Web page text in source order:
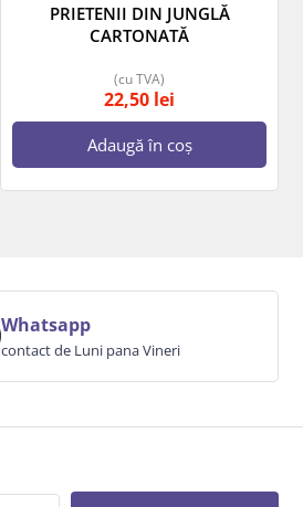
PRIETENII DIN JUNGLĂ
CARTONATĂ
22,50 lei
(cu TVA)
Adaugă în coș
Whatsapp
contact de Luni pana Vineri